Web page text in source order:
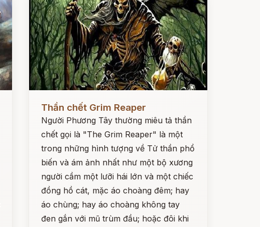
Đọc ngay
Thần chết Grim Reaper
Người Phương Tây thường miêu tả thần
chết gọi là "The Grim Reaper" là một
trong những hình tượng về Tử thần phổ
biến và ám ảnh nhất như một bộ xương
người cầm một lưỡi hái lớn và một chiếc
đồng hồ cát, mặc áo choàng đêm; hay
áo chùng; hay áo choàng không tay
đen gắn với mũ trùm đầu; hoặc đôi khi